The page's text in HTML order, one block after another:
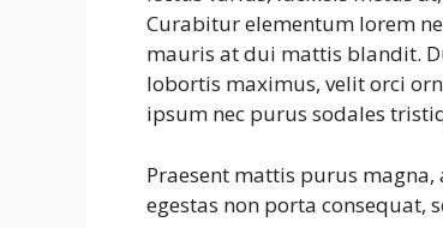
Curabitur elementum lorem
mauris at dui mattis blandit.
lobortis maximus, velit orci
ipsum nec purus sodales
Praesent mattis purus
egestas non porta consequat,